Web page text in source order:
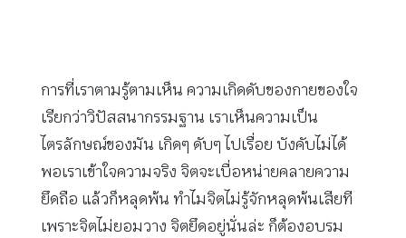
การที่เราตามรู้ตามเห็น ความเกิดดับของกายของใจ
เรียกว่าวิปัสสนากรรมฐาน เราเห็นความเป็น
ไตรลักษณ์ของมัน เกิดๆ ดับๆ ไปเรื่อย บังคับไม่ได้
พอเราเข้าใจความจริง จิตจะเบื่อหน่ายคลายความ
ยึดถือ แล้วก็หลุดพ้น ทำไมจิตไม่รู้จักหลุดพ้นเสียที
เพราะจิตไม่ยอมวาง จิตยึดอยู่นั่นล่ะ ก็ต้องอบรม